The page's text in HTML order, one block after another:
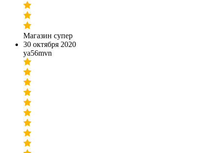
Магазин супер
30 октября 2020
ya56mvn